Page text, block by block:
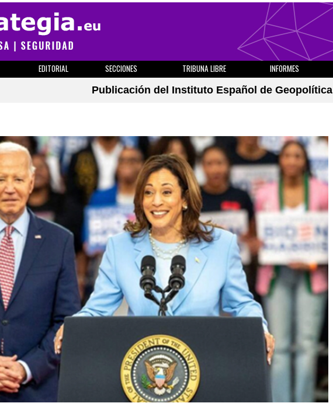
EDITORIAL SECCIONES TRIBUNA LIBRE INFORMES
Publicación del Instituto Español de Geopolítica